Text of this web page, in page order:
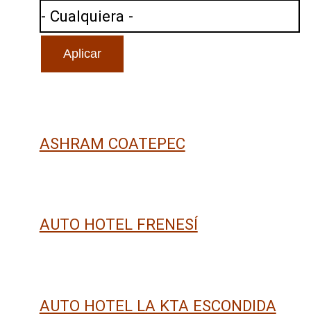
ASHRAM COATEPEC
AUTO HOTEL FRENESÍ
AUTO HOTEL LA KTA ESCONDIDA